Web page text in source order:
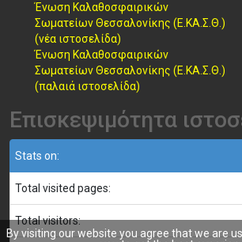
Ένωση Καλαθοσφαιρικών
Σωματείων Θεσσαλονίκης (Ε.ΚΑ.Σ.Θ.)
(νέα ιστοσελίδα)
Ένωση Καλαθοσφαιρικών
Σωματείων Θεσσαλονίκης (Ε.ΚΑ.Σ.Θ.)
(παλαιά ιστοσελίδα)
Επισκεψιμότητα
Stats on:
Total visited pages:
Total visitors:
By visiting our website you agree that we are